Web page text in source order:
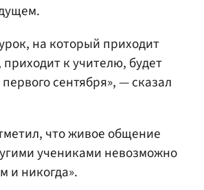
на который приходит
к учителю, будет
сентября», — сказал
что живое общение
учениками невозможно
и никогда».